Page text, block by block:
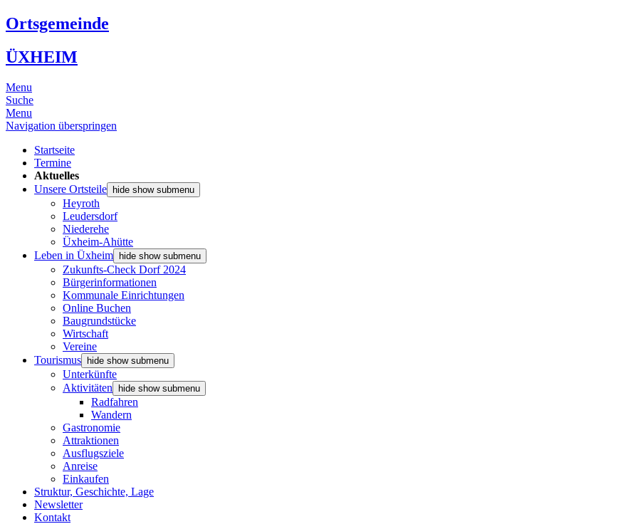
Ortsgemeinde
ÜXHEIM
Menu
Suche
Menu
Navigation überspringen
Startseite
Termine
Aktuelles
Unsere Ortsteile hide show submenu
Heyroth
Leudersdorf
Niederehe
Üxheim-Ahütte
Leben in Üxheim hide show submenu
Zukunfts-Check Dorf 2024
Bürgerinformationen
Kommunale Einrichtungen
Online Buchen
Baugrundstücke
Wirtschaft
Vereine
Tourismus hide show submenu
Unterkünfte
Aktivitäten
hide show submenu
Radfahren
Wandern
Gastronomie
Attraktionen
Ausflugsziele
Anreise
Einkaufen
Struktur, Geschichte, Lage
Newsletter
Kontakt